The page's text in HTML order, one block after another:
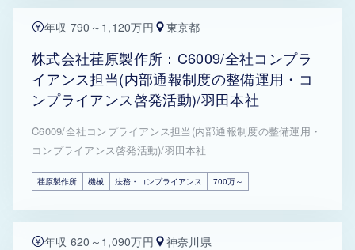
年収 790～1,120万円 東京都
株式会社荏原製作所：C6009/全社コンプラ
イアンス担当(内部通報制度の整備運用・コ
ンプライアンス啓発活動)/羽田本社
C6009/全社コンプライアンス担当(内部通報制度の整備運用・
コンプライアンス啓発活動)/羽田本社
荏原製作所 機械 法務・コンプライアンス 700万～
年収 620～1,090万円 神奈川県